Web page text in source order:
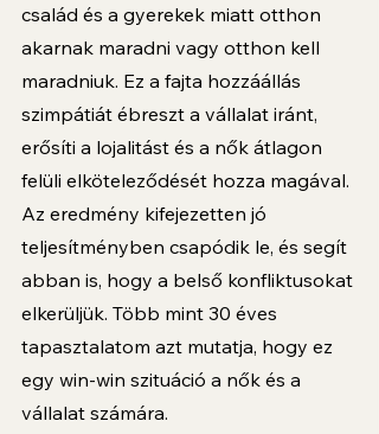
család és a gyerekek miatt otthon
akarnak maradni vagy otthon kell
maradniuk. Ez a fajta hozzáállás
szimpátiát ébreszt a vállalat iránt,
erősíti a lojalitást és a nők átlagon
felüli elköteleződését hozza magával.
Az eredmény kifejezetten jó
teljesítményben csapódik le, és segít
abban is, hogy a belső konfliktusokat
elkerüljük. Több mint 30 éves
tapasztalatom azt mutatja, hogy ez
egy win-win szituáció a nők és a
vállalat számára.